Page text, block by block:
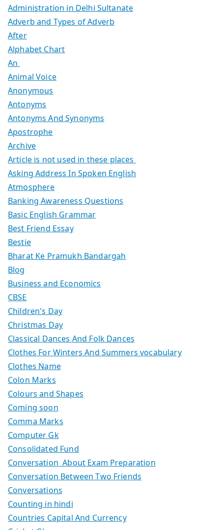
Administration in Delhi Sultanate
Adverb and Types of Adverb
After
Alphabet Chart
An
Animal Voice
Anonymous
Antonyms
Antonyms And Synonyms
Apostrophe
Archive
Article is not used in these places
Asking Address In Spoken English
Atmosphere
Banking Awareness Questions
Basic English Grammar
Best Friend Essay
Bestie
Bharat Ke Pramukh Bandargah
Blog
Business and Economics
CBSE
Children's Day
Christmas Day
Classical Dances And Folk Dances
Clothes For Winters And Summers vocabulary
Clothes Name
Colon Marks
Colours and Shapes
Coming soon
Comma Marks
Computer Gk
Consolidated Fund
Conversation About Exam Preparation
Conversation Between Two Friends
Conversations
Counting in hindi
Countries Capital And Currency